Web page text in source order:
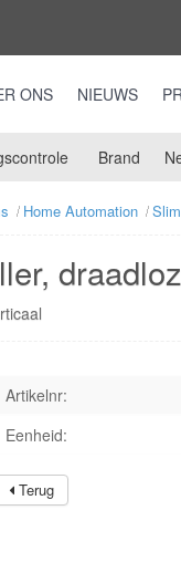
ONS NIEUWS
Brand
Home Automation
Artikelnr:
Eenheid:
Terug